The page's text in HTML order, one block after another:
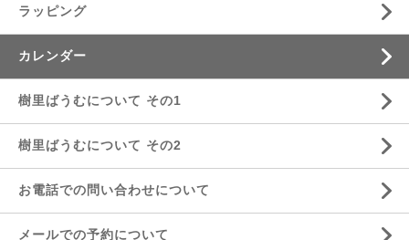
ラッピング
カレンダー
樹里ばうむについて その1
樹里ばうむについて その2
お電話での問い合わせについて
メールでの予約について